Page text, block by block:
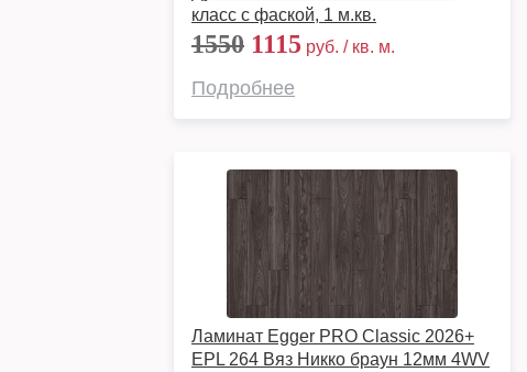
класс с фаской, 1 м.кв.
1550 1115 руб. / кв. м.
Подробнее
Ламинат Egger PRO Classic 2026+
EPL 264 Вяз Никко браун 12мм 4WV